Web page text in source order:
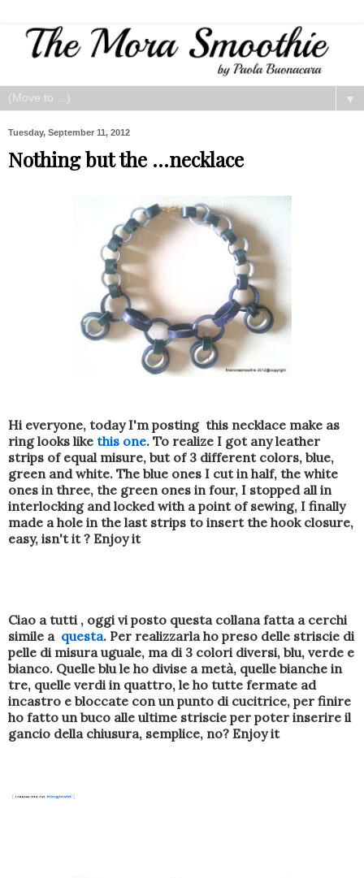
▼
Tuesday, September 11, 2012
Nothing but the ...necklace
Hi everyone, today I'm posting this necklace make as
ring looks like this one. To realize I gotanyleather
strips of equal misure, but of 3 different colors, blue,
green and white. The blue ones I cut in half, the white
ones in three, the green ones in four, I stopped all in
interlocking and locked with a point of sewing, I finally
made ​​a hole in the last strips to insert the hook closure,
easy, isn't it ? Enjoy it
Ciao a tutti , oggi vi posto questa collana fatta a cerchi
simile a questa. Per realizzarla ho preso delle striscie di
pelle di misura uguale, ma di 3 colori diversi, blu, verde e
bianco. Quelle blu le ho divise a metà, quelle bianche in
tre, quelle verdi in quattro, le ho tutte fermate ad
incastro e bloccate con un punto di cucitrice, per finire
ho fatto un buco alle ultime striscie per poter inserire il
gancio della chiusura, semplice, no? Enjoy it